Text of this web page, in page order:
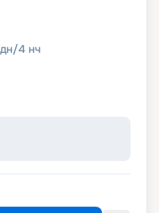
дн/4 нч